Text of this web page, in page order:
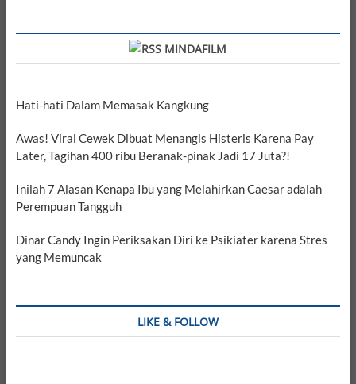
MINDAFILM
Hati-hati Dalam Memasak Kangkung
Awas! Viral Cewek Dibuat Menangis Histeris Karena Pay
Later, Tagihan 400 ribu Beranak-pinak Jadi 17 Juta?!
Inilah 7 Alasan Kenapa Ibu yang Melahirkan Caesar adalah
Perempuan Tangguh
Dinar Candy Ingin Periksakan Diri ke Psikiater karena Stres
yang Memuncak
LIKE & FOLLOW